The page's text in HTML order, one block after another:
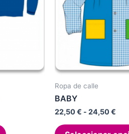
Ropa de calle
BABY
22,50€ - 24,50€